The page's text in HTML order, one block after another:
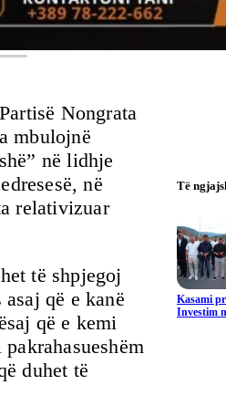
Nongrata
mbulojnë
në lidhje
në
relativizuar
të shpjegoj
që e kanë
që e kemi
duhet të
Të
Kasami
Investim